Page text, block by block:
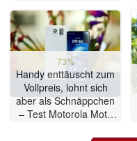
73%
Handy enttäuscht zum
Vollpreis, lohnt sich
aber als Schnäppchen
– Test Motorola Moto